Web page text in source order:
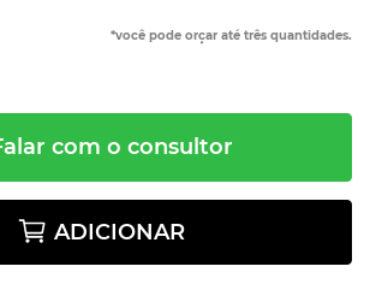
*você pode orçar até três quantidades.
com o consultor
ADICIONAR